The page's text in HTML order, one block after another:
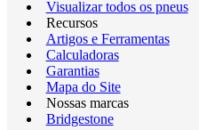
Visualizar todos os pneus
Recursos
Artigos e Ferramentas
Calculadoras
Garantias
Mapa do Site
Nossas marcas
Bridgestone